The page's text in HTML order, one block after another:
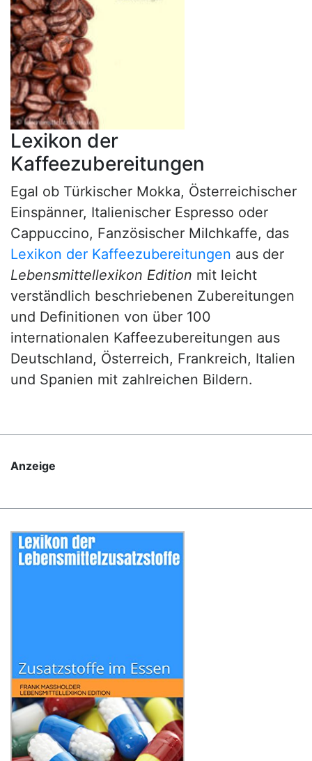
Lexikon der
Kaffeezubereitungen
Egal ob Türkischer Mokka, Österreichischer
Einspänner, Italienischer Espresso oder
Cappuccino, Fanzösischer Milchkaffe, das
Lexikon der Kaffeezubereitungen aus der
Lebensmittellexikon Edition mit leicht
verständlich beschriebenen Zubereitungen
und Definitionen von über 100
internationalen Kaffeezubereitungen aus
Deutschland, Österreich, Frankreich, Italien
und Spanien mit zahlreichen Bildern.
Anzeige